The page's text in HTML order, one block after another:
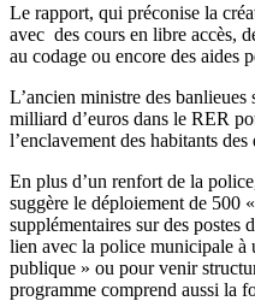
Le rapport, qui préconise la
avec des cours en libre accès,
au codage ou encore des aides
L’ancien ministre des banlieues
milliard d’euros dans le RER
l’enclavement des habitants des
En plus d’un renfort de la
suggère le déploiement de 500
supplémentaires sur des postes
lien avec la police municipale
publique » ou pour venir
programme comprend aussi la